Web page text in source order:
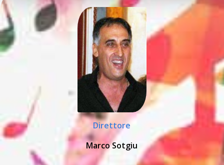
Direttore
Marco Sotgiu